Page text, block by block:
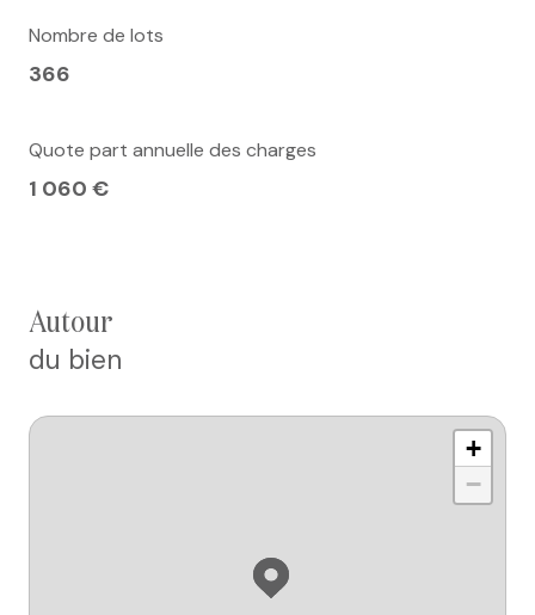
Nombre de lots
366
Quote part annuelle des charges
1 060 €
autour
du bien
+
−